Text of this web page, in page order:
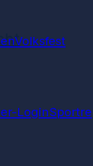
Volksfest
Login